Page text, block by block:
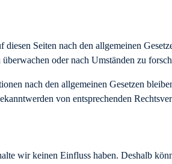
Seiten nach den allgemeinen
oder nach Umständen zu
nach den allgemeinen Gesetzen
von entsprechenden
wir keinen Einfluss haben. Deshalb